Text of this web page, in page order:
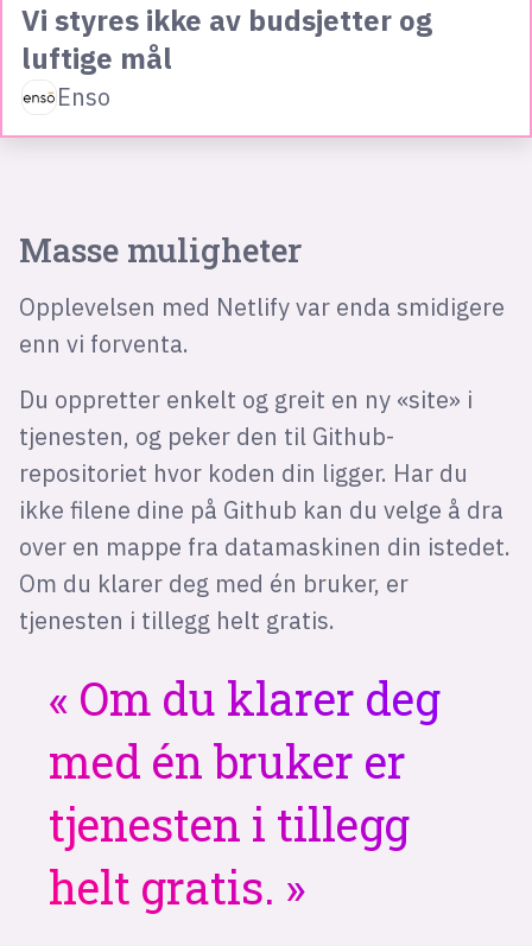
Vi styres ikke av budsjetter og
luftige mål
Enso
Masse muligheter
Opplevelsen med Netlify var enda smidigere
enn vi forventa.
Du oppretter enkelt og greit en ny «site» i
tjenesten, og peker den til Github-
repositoriet hvor koden din ligger. Har du
ikke filene dine på Github kan du velge å dra
over en mappe fra datamaskinen din istedet.
Om du klarer deg med én bruker, er
tjenesten i tillegg helt gratis.
Om du klarer deg
med én bruker er
tjenesten i tillegg
helt gratis.